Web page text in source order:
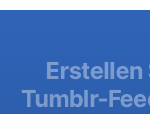
Erstellen
Tumblr-